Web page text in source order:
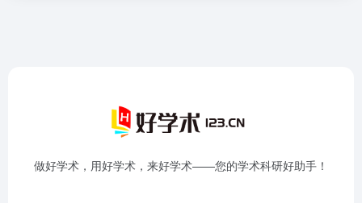
做好学术，用好学术，来好学术——您的学术科研好助手！